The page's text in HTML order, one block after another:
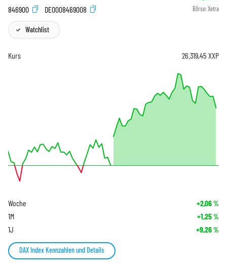
846900
DE0008469008 Börse: Xetra
Watchlist
Kurs 26.319,45 XXP
Woche +2,06%
1M +1,25%
1J +9,26%
DAX Index Kennzahlen und Details